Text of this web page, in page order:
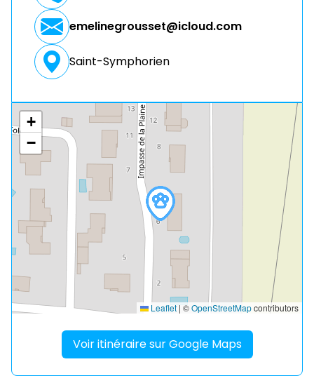
emelinegrousset@icloud.com
Saint-Symphorien
+
−
Leaflet | ©OpenStreetMapcontributors
Voir itinéraire sur Google Maps